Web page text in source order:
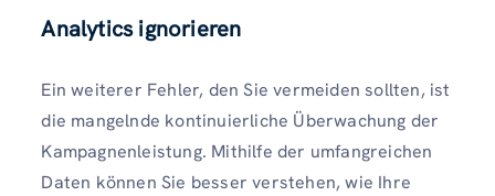
Analytics ignorieren
Ein weiterer Fehler, den Sie vermeiden sollten, ist
die mangelnde kontinuierliche Überwachung der
Kampagnenleistung. Mithilfe der umfangreichen
Daten können Sie besser verstehen, wie Ihre